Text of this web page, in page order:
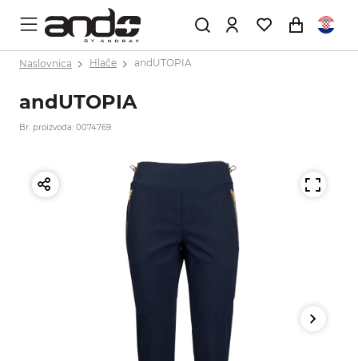
Naslovnica Hlače andUTOPIA
andUTOPIA
Br. proizvoda: 0074769